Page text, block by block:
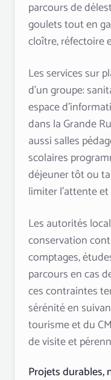
parcours de
goulets tout en
cloître, réfectoire
Les services sur
d’un groupe:
espace
dans la Grande
aussi salles
scolaires
déjeuner tôt ou
limiter l’attente
Les autorités
conservation
comptages,
parcours en cas
ces contraintes
sérénité en
tourisme et du
de visite et
Projets durables,